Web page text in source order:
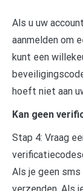
Als u uw
aanmelden om
kunt een
hoeft niet aan
Kan geen
Stap 4: Vraag
Als je geen